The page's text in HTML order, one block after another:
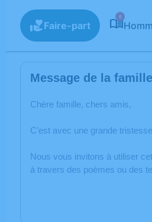
Faire-part
6
Message de la famille
Chère famille, chers amis,
C’est avec une grande
Nous vous invitons à utiliser
à travers des poèmes ou des